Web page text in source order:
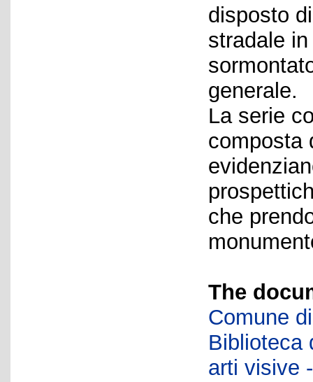
disposto
stradale
generale.
La serie
composta
che
The
Comune
Biblioteca
arti visive